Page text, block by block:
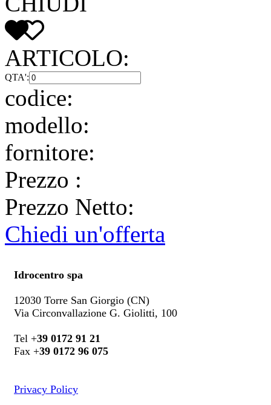
ARTICOLO:
QTA':
codice:
modello:
fornitore:
Prezzo :
Prezzo Netto:
Chiedi un'offerta
Idrocentro spa
12030 Torre San Giorgio (CN)
Via Circonvallazione G. Giolitti, 100
Tel +39 0172 91 21
Fax +39 0172 96 075
Privacy Policy